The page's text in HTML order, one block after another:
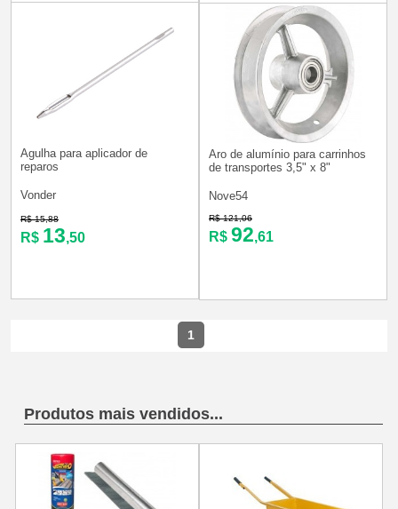
Agulha para aplicador de
reparos
Vonder
R$ 15,88
R$ 13,50
Aro de alumínio para carrinhos
de transportes 3,5" x 8"
Nove54
R$ 121,06
R$ 92,61
1
Produtos mais vendidos...